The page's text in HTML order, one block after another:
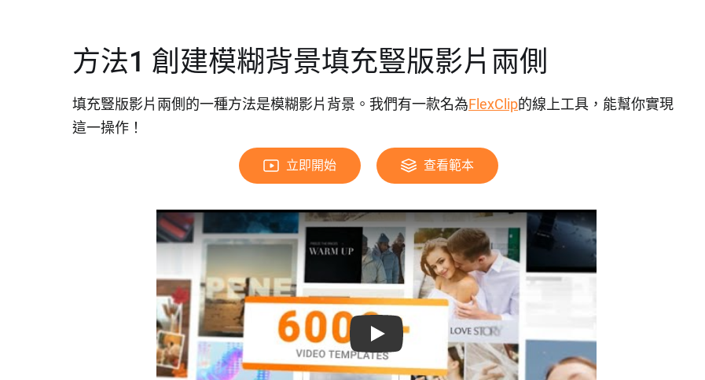
方法1 創建模糊背景填充豎版影片兩側
填充豎版影片兩側的一種方法是模糊影片背景。我們有一款名為FlexClip的線上工具，能幫你實現
這一操作！
立即開始 查看範本
Play: Keynote (Google I/O '18)